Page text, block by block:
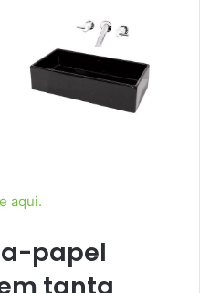
aqui.
papel